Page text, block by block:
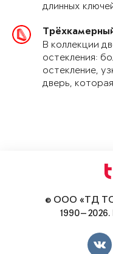
длинных
В коллекции
остекления:
остекление,
дверь,
© ООО «ТД